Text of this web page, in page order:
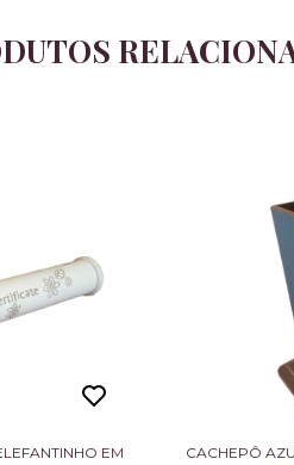
EM
CACHEPÔ